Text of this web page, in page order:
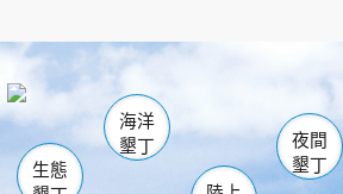
海生館
恆春
龍鑾潭自然中心 森林遊
瓊麻館
關山 墾管處遊客
社頂
船帆石
白砂 香
生態
海洋
墾丁
夜間
墾丁